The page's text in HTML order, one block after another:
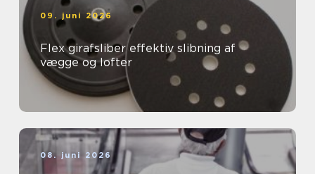
09. juni 2026
Flex girafsliber effektiv slibning af
vægge og lofter
08. juni 2026